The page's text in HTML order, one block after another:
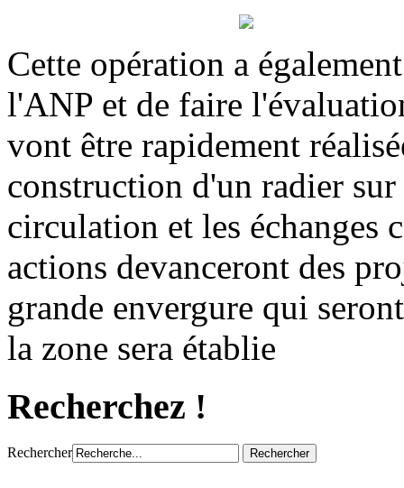
Cette opération a
l'ANP et de faire
vont être rapidement
construction d'un radier
circulation et les échanges
actions devanceront des
grande envergure qui
la zone sera établie
Recherchez !
Rechercher